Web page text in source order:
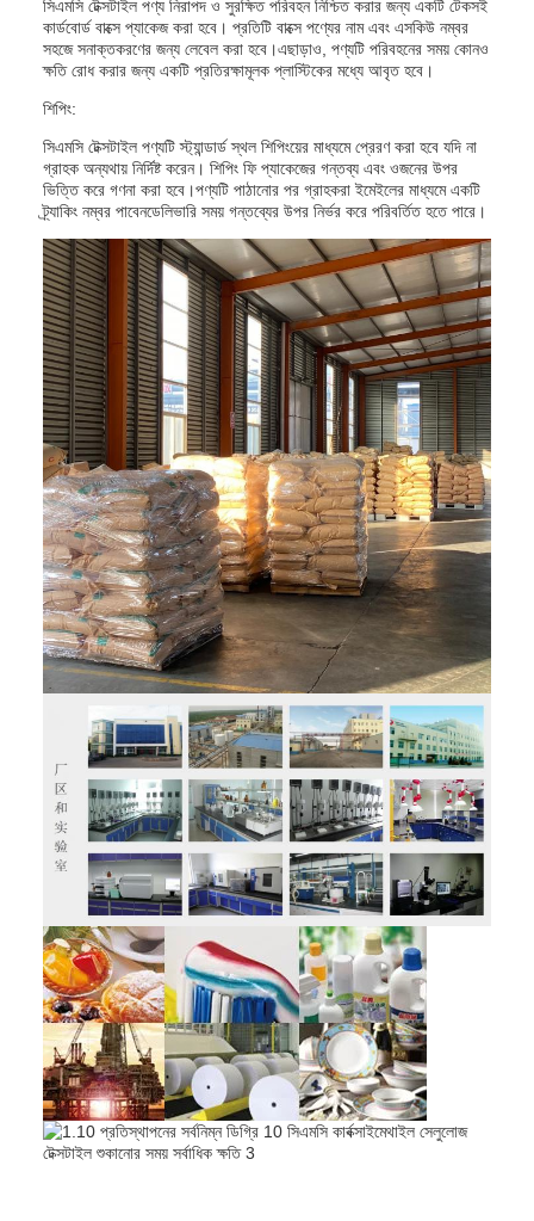
সিএমসি টেক্সটাইল পণ্য নিরাপদ ও সুরক্ষিত পরিবহন নিশ্চিত করার জন্য একটি টেকসই
কার্ডবোর্ড বাক্সে প্যাকেজ করা হবে। প্রতিটি বাক্সে পণ্যের নাম এবং এসকিউ নম্বর
সহজে সনাক্তকরণের জন্য লেবেল করা হবে।এছাড়াও, পণ্যটি পরিবহনের সময় কোনও
ক্ষতি রোধ করার জন্য একটি প্রতিরক্ষামূলক প্লাস্টিকের মধ্যে আবৃত হবে।
শিপিং:
সিএমসি টেক্সটাইল পণ্যটি স্ট্যান্ডার্ড স্থল শিপিংয়ের মাধ্যমে প্রেরণ করা হবে যদি না
গ্রাহক অন্যথায় নির্দিষ্ট করেন। শিপিং ফি প্যাকেজের গন্তব্য এবং ওজনের উপর
ভিত্তি করে গণনা করা হবে।পণ্যটি পাঠানোর পর গ্রাহকরা ইমেইলের মাধ্যমে একটি
ট্র্যাকিং নম্বর পাবেনডেলিভারি সময় গন্তব্যের উপর নির্ভর করে পরিবর্তিত হতে পারে।